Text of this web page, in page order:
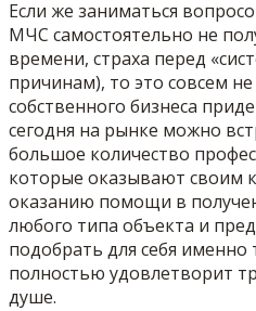
Если же заниматься
МЧС самостоятельно не
времени, страха перед
причинам), то это совсем
собственного бизнеса
сегодня на рынке можно
большое количество
которые оказывают своим
оказанию помощи в
любого типа объекта и
подобрать для себя
полностью удовлетворит
душе.